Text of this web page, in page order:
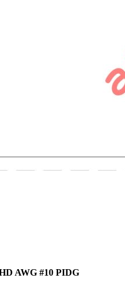
AWG #10 PIDG